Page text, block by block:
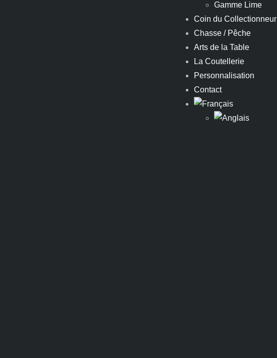
Gamme Lime
Coin du Collectionneur
Chasse / Pêche
Arts de la Table
La Coutellerie
Personnalisation
Contact